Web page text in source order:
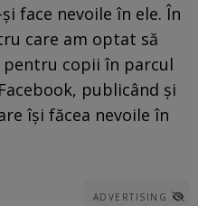
face nevoile în ele. În
care am optat să
copii în parcul
publicând și
își făcea nevoile în
ADVERTISING